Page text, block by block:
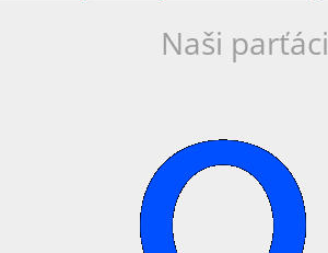
Naši parťáci